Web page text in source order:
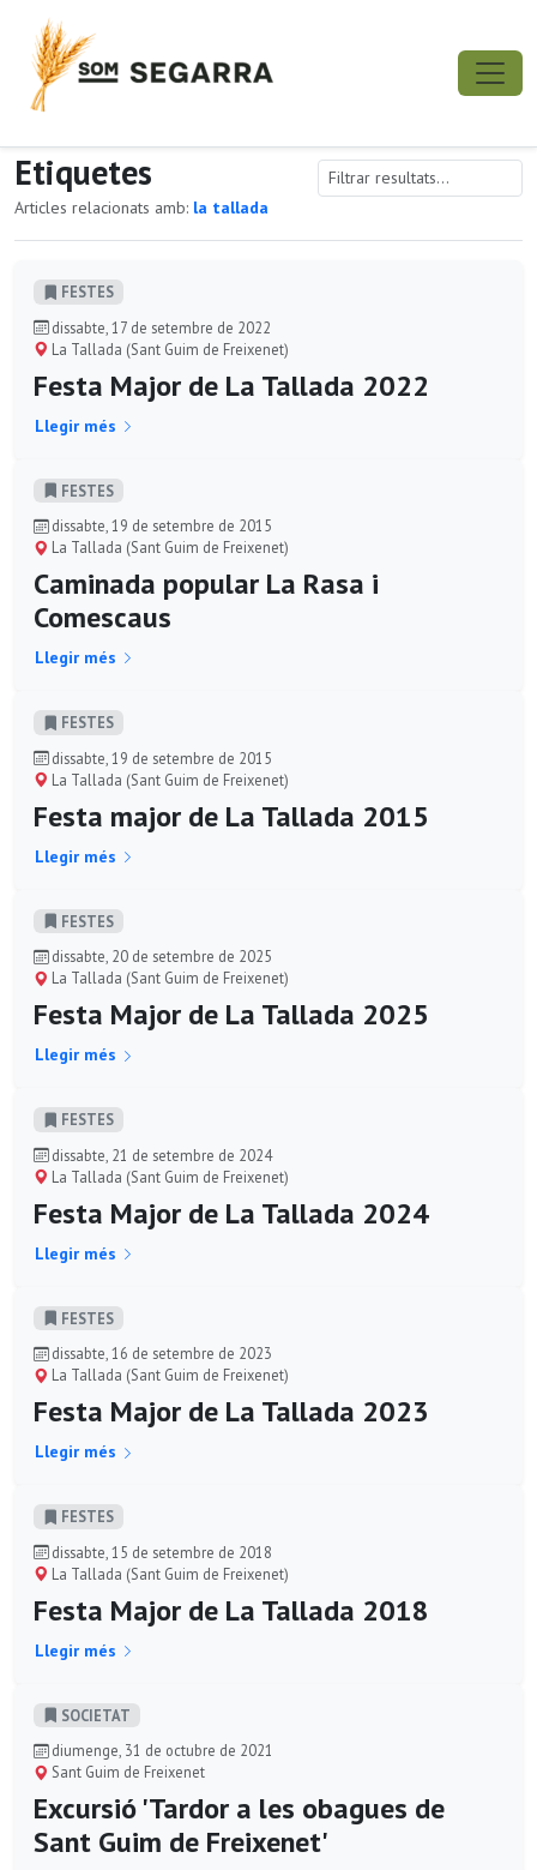
Etiquetes
Articles relacionats amb: la tallada
FESTES
dissabte, 17 de setembre de 2022
La Tallada (Sant Guim de Freixenet)
Festa Major de La Tallada 2022
Llegir més
FESTES
dissabte, 19 de setembre de 2015
La Tallada (Sant Guim de Freixenet)
Caminada popular La Rasa i
Comescaus
Llegir més
FESTES
dissabte, 19 de setembre de 2015
La Tallada (Sant Guim de Freixenet)
Festa major de La Tallada 2015
Llegir més
FESTES
dissabte, 20 de setembre de 2025
La Tallada (Sant Guim de Freixenet)
Festa Major de La Tallada 2025
Llegir més
FESTES
dissabte, 21 de setembre de 2024
La Tallada (Sant Guim de Freixenet)
Festa Major de La Tallada 2024
Llegir més
FESTES
dissabte, 16 de setembre de 2023
La Tallada (Sant Guim de Freixenet)
Festa Major de La Tallada 2023
Llegir més
FESTES
dissabte, 15 de setembre de 2018
La Tallada (Sant Guim de Freixenet)
Festa Major de La Tallada 2018
Llegir més
SOCIETAT
diumenge, 31 de octubre de 2021
Sant Guim de Freixenet
Excursió 'Tardor a les obagues de
Sant Guim de Freixenet'